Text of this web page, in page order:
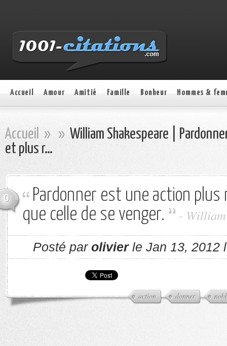
Accueil Amour Amitié Famille Bonheur Hommes &
Accueil » » William Shakespeare |
et plus r…
0
Pardonner est une action plus
que celle de se venger.
- William
Posté par olivierle Jan 13, 2012
action donner